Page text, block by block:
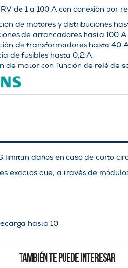
de 1 a 100 A con conexión por
de motores y distribuciones
de arrancadores hasta 100 A
de transformadores hasta 40 A
de fusibles hasta 0,2 A
de motor con función de relé de
daños en caso de corto
exactos que, a través de
hasta 10
TAMBIÉN TE PUEDE INTERESAR